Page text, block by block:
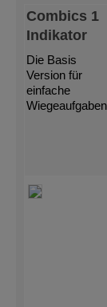
Combics 1
Indikator
Die Basis
Version für
einfache